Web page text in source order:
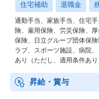
住宅補助 退職金
通勤手当、家族手当、住宅
険、雇用保険、労災保険、
保険、日立グループ団体保
ラブ、スポーツ施設、病院
あり（ただし、適用条件あり
昇給・賞与